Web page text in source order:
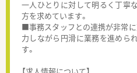
一人ひとりに対して明るく丁寧
方を求めています。
■事務スタッフとの連携が非常
力しながら円滑に業務を進めら
す。